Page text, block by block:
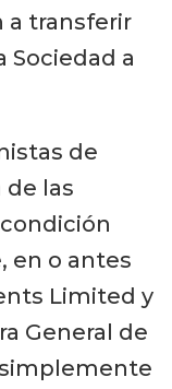
a transferir
Sociedad a
de
de las
en o antes
Limited y
General de